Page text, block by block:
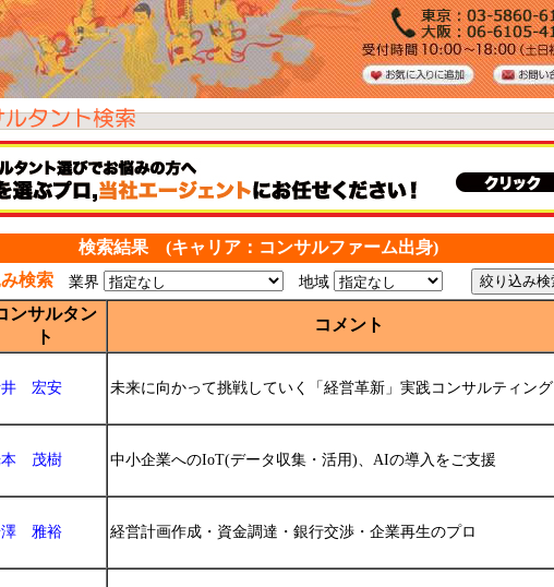
検索結果 (キャリア：コンサルファーム出身)
検索
業界 地域
ンサルタン
ト
コメント
井 宏安 未来に向かって挑戦していく「経営革新」実践コンサルティング
本 茂樹 中小企業へのIoT(データ収集・活用)、AIの導入をご支援
澤 雅裕 経営計画作成・資金調達・銀行交渉・企業再生のプロ